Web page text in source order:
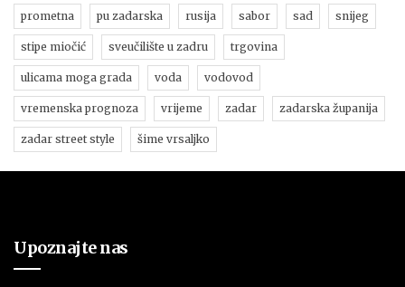
prometna pu zadarska rusija sabor sad snijeg
stipe miočić sveučilište u zadru trgovina
ulicama moga grada voda vodovod
vremenska prognoza vrijeme zadar zadarska županija
zadar street style šime vrsaljko
Upoznajte nas